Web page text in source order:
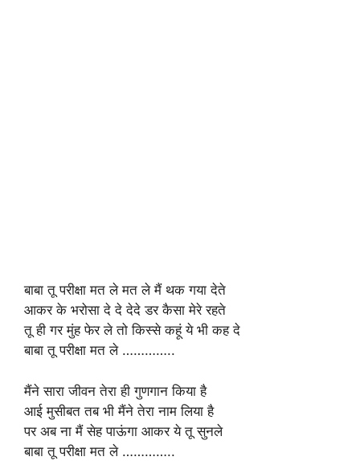
बाबा तू परीक्षा मत ले मत ले मैं थक गया देते
आकर के भरोसा दे दे देदे डर कैसा मेरे रहते
तू ही गर मुंह फेर ले तो किस्से कहूं ये भी कह दे
बाबा तू परीक्षा मत ले …………..
मैंने सारा जीवन तेरा ही गुणगान किया है
आई मुसीबत तब भी मैंने तेरा नाम लिया है
पर अब ना मैं सेह पाऊंगा आकर ये तू सुनले
बाबा तू परीक्षा मत ले …………..